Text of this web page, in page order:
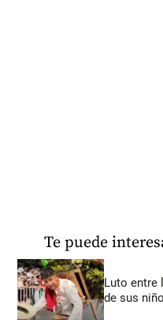
Te puede
Luto entre
de sus